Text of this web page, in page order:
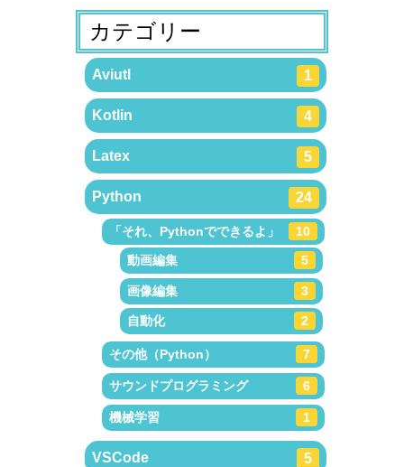
カテゴリー
Aviutl 1
Kotlin 4
Latex 5
Python 24
「それ、Pythonでできるよ」
10
動画編集
5
画像編集 3
自動化 2
その他（Python） 7
サウンドプログラミング 6
機械学習 1
VSCode 5